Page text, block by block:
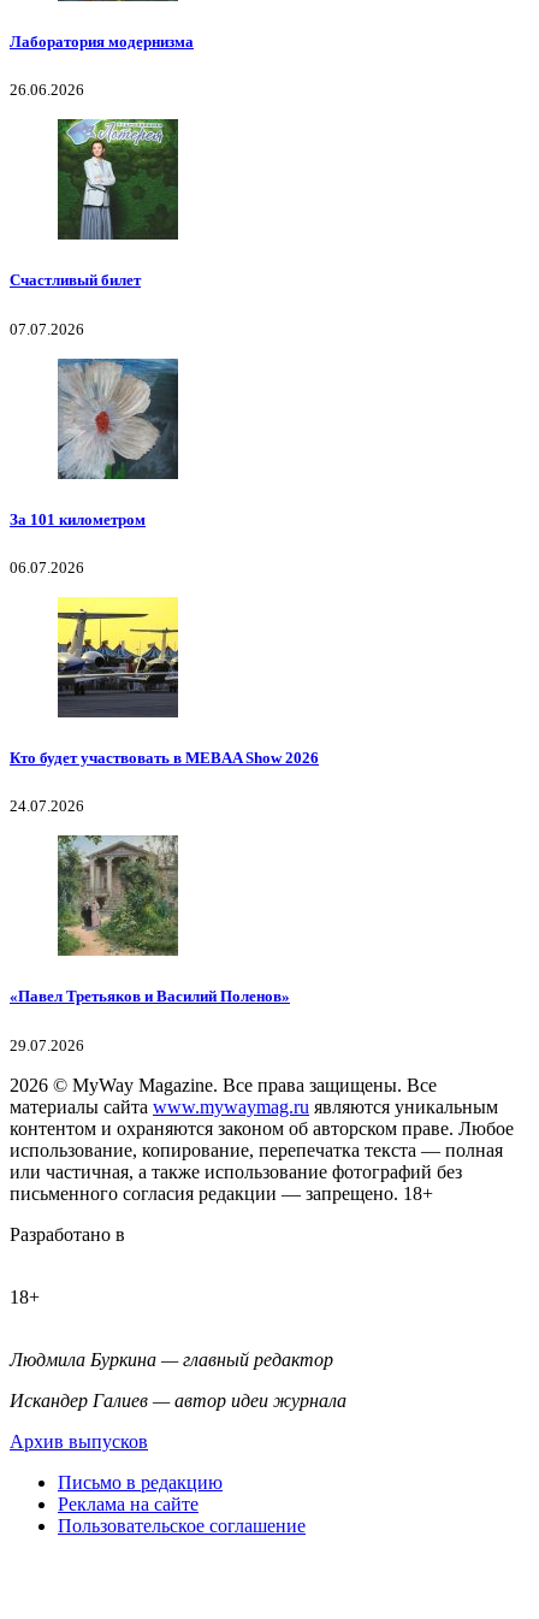
Лаборатория модернизма
26.06.2026
Счастливый билет
07.07.2026
За 101 километром
06.07.2026
Кто будет участвовать в MEBAA Show 2026
24.07.2026
«Павел Третьяков и Василий Поленов»
29.07.2026
2026 © MyWay Magazine. Все права защищены. Все
материалы сайта www.mywaymag.ru являются уникальным
контентом и охраняются законом об авторском праве. Любое
использование, копирование, перепечатка текста — полная
или частичная, а также использование фотографий без
письменного согласия редакции — запрещено. 18+
Разработано в
18+
Людмила Буркина — главный редактор
Искандер Галиев — автор идеи журнала
Архив выпусков
Письмо в редакцию
Реклама на сайте
Пользовательское соглашение